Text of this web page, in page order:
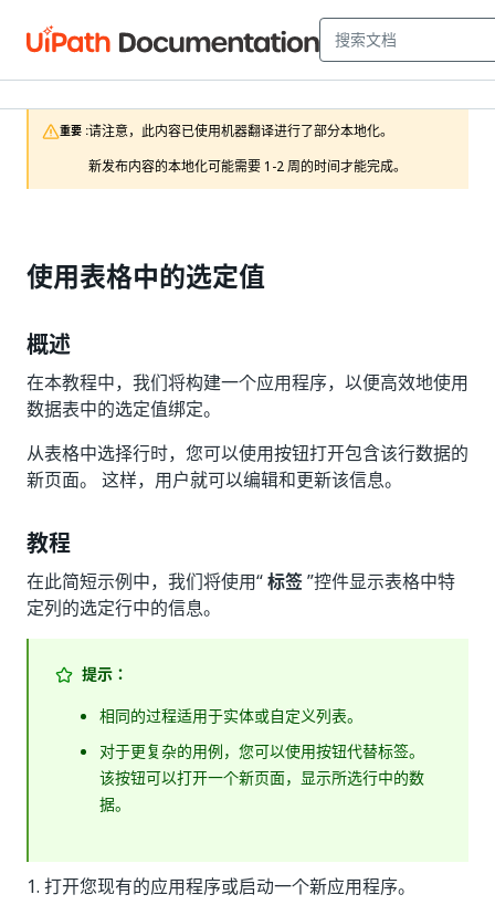
重要 :请注意，此内容已使用机器翻译进行了部分本地化。
新发布内容的本地化可能需要 1-2 周的时间才能完成。
使用表格中的选定值
概述
在本教程中，我们将构建一个应用程序，以便高效地使用
数据表中的选定值绑定。
从表格中选择行时，您可以使用按钮打开包含该行数据的
新页面。 这样，用户就可以编辑和更新该信息。
教程
在此简短示例中，我们将使用“标签”控件显示表格中特
定列的选定行中的信息。
提示：
相同的过程适用于实体或自定义列表。
对于更复杂的用例，您可以使用按钮代替标签。
该按钮可以打开一个新页面，显示所选行中的数
据。
1. 打开您现有的应用程序或启动一个新应用程序。